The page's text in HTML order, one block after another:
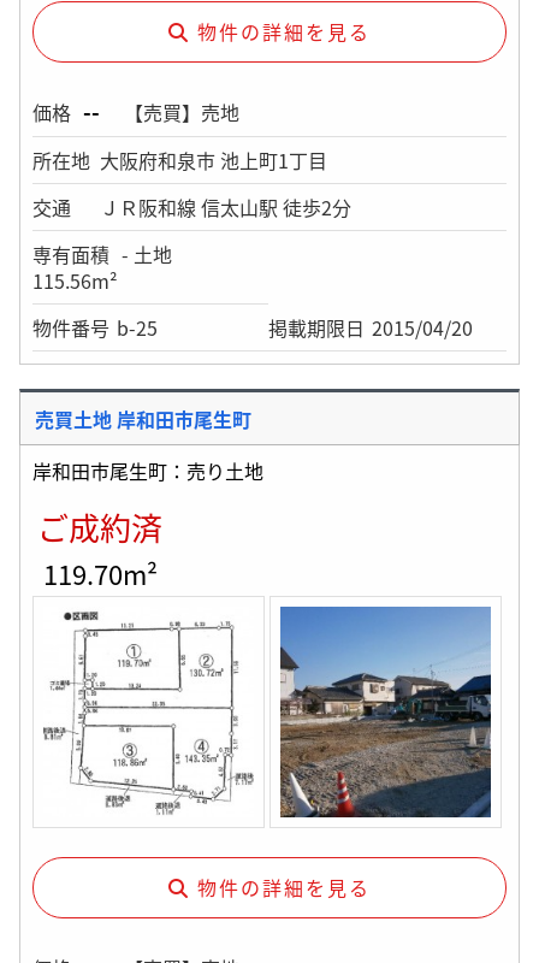
物件の詳細を見る
価格 --
【売買】売地
所在地 大阪府和泉市 池上町1丁目
交通
ＪＲ阪和線 信太山駅 徒歩2分
専有面積 - 土地
115.56m²
物件番号 b-25 掲載期限日 2015/04/20
売買土地 岸和田市尾生町
岸和田市尾生町：売り土地
ご成約済
119.70m²
物件の詳細を見る